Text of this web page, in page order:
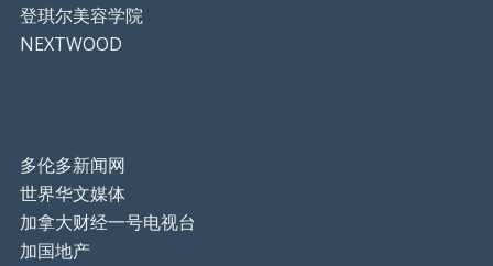
登琪尔美容学院
NEXTWOOD
多伦多新闻网
世界华文媒体
加拿大财经一号电视台
加国地产